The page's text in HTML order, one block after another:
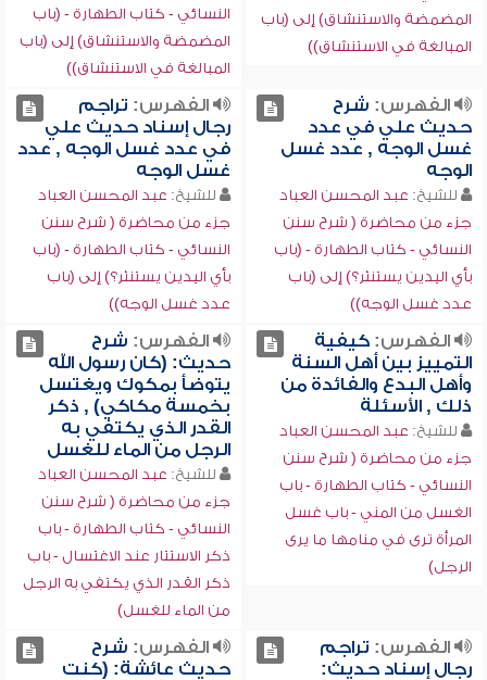
المضمضة والاستنشاق) إلى (باب
المبالغة في الاستنشاق))
النسائي - كتاب الطهارة - (باب
المضمضة والاستنشاق) إلى (باب
المبالغة في الاستنشاق))
الفهرس: شرح
حديث علي في عدد
غسل الوجه , عدد غسل
الوجه
للشيخ: عبد المحسن العباد
جزء من محاضرة ( شرح سنن
النسائي - كتاب الطهارة - (باب
بأي اليدين يستنثر؟) إلى (باب
عدد غسل الوجه))
الفهرس: تراجم
رجال إسناد حديث علي
في عدد غسل الوجه , عدد
غسل الوجه
للشيخ: عبد المحسن العباد
جزء من محاضرة ( شرح سنن
النسائي - كتاب الطهارة - (باب
بأي اليدين يستنثر؟) إلى (باب
عدد غسل الوجه))
الفهرس:كيفية
التمييز بين أهل السنة
وأهل البدع والفائدة من
ذلك , الأسئلة
للشيخ: عبد المحسن العباد
جزء من محاضرة ( شرح سنن
النسائي - كتاب الطهارة - باب
الغسل من المني - باب غسل
المرأة ترى في منامها ما يرى
الرجل)
الفهرس: شرح
حديث: (كان رسول الله
يتوضأ بمكوك ويغتسل
بخمسة مكاكي) , ذكر
القدر الذي يكتفي به
الرجل من الماء للغسل
للشيخ: عبد المحسن العباد
جزء من محاضرة ( شرح سنن
النسائي - كتاب الطهارة - باب
ذكر الاستتار عند الاغتسال - باب
ذكر القدر الذي يكتفي به الرجل
من الماء للغسل)
الفهرس: تراجم
رجال إسناد حديث:
الفهرس: شرح
حديث عائشة: (كنت